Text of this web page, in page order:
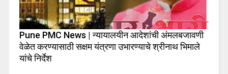
Pune PMC News | न्यायालयीन आदेशांची अंमलबजावणी
वेळेत करण्यासाठी सक्षम यंत्रणा उभारण्याचे श्रीनाथ भिमाले
यांचे निर्देश